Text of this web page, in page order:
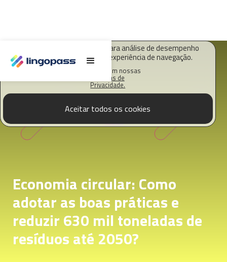
O Lingopass utiliza cookies para análise de desempenho
deste site e melhorar sua experiência de navegação.
Saiba mais em nossas
Políticas de
Privacidade.
Aceitar todos os cookies
Economia circular: Como
adotar as boas práticas e
reduzir 630 mil toneladas de
resíduos até 2050?